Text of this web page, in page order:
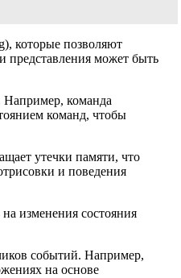
которые позволяют
представления может быть
Например, команда
команд, чтобы
утечки памяти, что
и поведения
изменения состояния
событий. Например,
на основе